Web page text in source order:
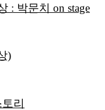
: 박문치 on stage
)
리